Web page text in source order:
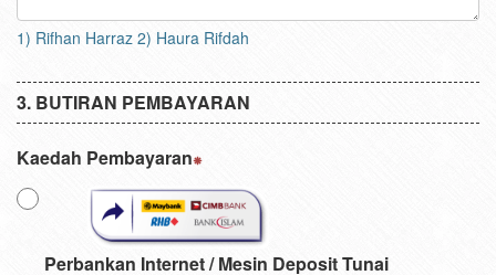
1) Rifhan Harraz 2) Haura Rifdah
BUTIRAN PEMBAYARAN
Kaedah Pembayaran
Perbankan Internet / Mesin Deposit Tunai